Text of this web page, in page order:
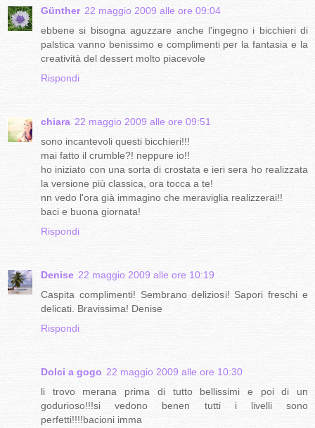
Günther 22 maggio 2009 alle ore 09:04
ebbene si bisogna aguzzare anche l'ingegno i bicchieri di
palstica vanno benissimo e complimenti per la fantasia e la
creatività del dessert molto piacevole
Rispondi
chiara 22 maggio 2009 alle ore 09:51
sono incantevoli questi bicchieri!!!
mai fatto il crumble?! neppure io!!
ho iniziato con una sorta di crostata e ieri sera ho realizzata
la versione più classica, ora tocca a te!
nn vedo l'ora già immagino che meraviglia realizzerai!!
baci e buona giornata!
Rispondi
Denise 22 maggio 2009 alle ore 10:19
Caspita complimenti! Sembrano deliziosi! Sapori freschi e
delicati. Bravissima! Denise
Rispondi
Dolci a gogo 22 maggio 2009 alle ore 10:30
li trovo merana prima di tutto bellissimi e poi di un
godurioso!!!si vedono benen tutti i livelli sono
perfetti!!!!bacioni imma